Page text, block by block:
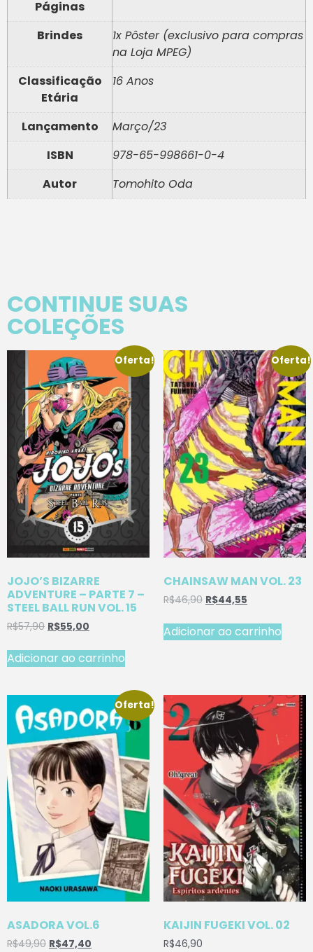
Páginas
Brindes
1x Pôster (exclusivo para compras
na Loja MPEG)
Classificação
Etária
16 Anos
Lançamento
Março/23
ISBN
978-65-998661-0-4
Autor
Tomohito Oda
CONTINUE SUAS
COLEÇÕES
Oferta!
JOJO’S BIZARRE
ADVENTURE – PARTE 7 –
STEEL BALL RUN VOL. 15
R$57,90 R$55,00
Adicionar ao carrinho
Oferta!
CHAINSAW MAN VOL. 23
R$46,90 R$44,55
Adicionar ao carrinho
Oferta!
ASADORA VOL.6
R$49,90 R$47,40
KAIJIN FUGEKI VOL. 02
R$46,90